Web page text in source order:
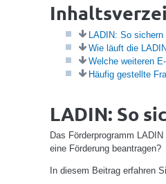
LADIN: So
Wie läuft die
Welche weiteren
Häufig gestellte
LADIN: So
Das Förderprogramm
eine Förderung beantragen?
In diesem Beitrag erfahren